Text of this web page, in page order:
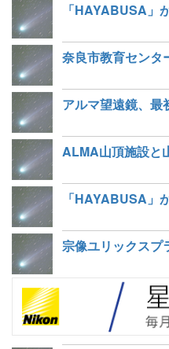
アルマ望遠鏡、最
宗像ユリックスプ